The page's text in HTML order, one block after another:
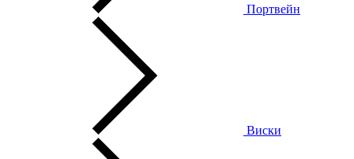
Портвейн
Виски